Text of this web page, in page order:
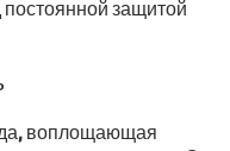
защитой
воплощающая